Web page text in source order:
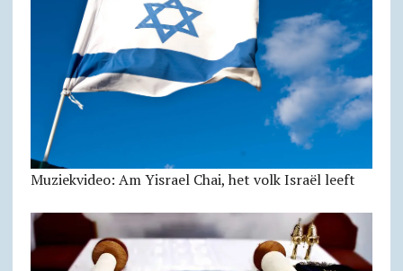
Muziekvideo: Am Yisrael Chai, het volk Israël leeft